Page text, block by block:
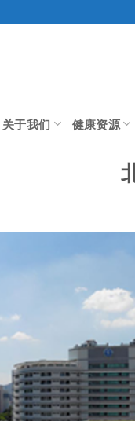
关于我们 健康资源